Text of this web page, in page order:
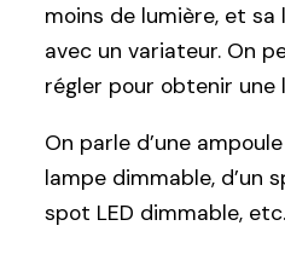
moins de lumière, et
avec un variateur. On
régler pour obtenir une
On parle d’une
lampe dimmable, d’un
spot LED dimmable, etc.